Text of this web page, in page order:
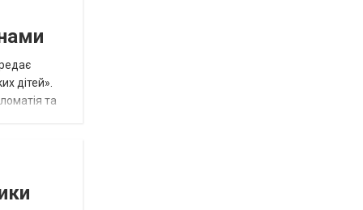
дітей».
та